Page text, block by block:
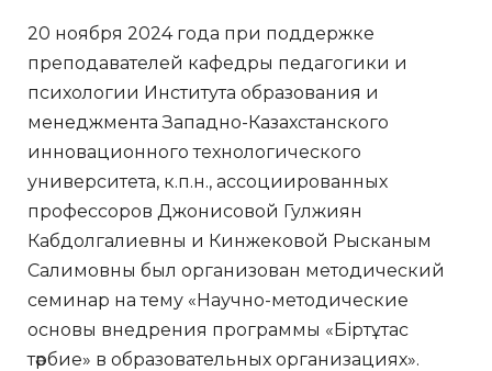
20 ноября 2024 года при поддержке
преподавателей кафедры педагогики и
психологии Института образования и
менеджмента Западно-Казахстанского
инновационного технологического
университета, к.п.н., ассоциированных
профессоров Джонисовой Гулжиян
Кабдолгалиевны и Кинжековой Рысканым
Салимовны был организован методический
семинар на тему «Научно-методические
основы внедрения программы «Біртұтас
тәрбие» в образовательных организациях».